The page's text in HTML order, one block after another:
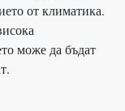
от климатика.
може да бъдат